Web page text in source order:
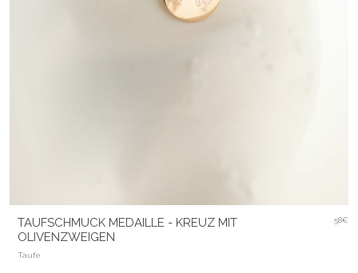
TAUFSCHMUCK MEDAILLE - KREUZ MIT
OLIVENZWEIGEN
Taufe
58€